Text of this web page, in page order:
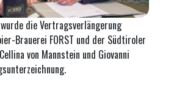
die Vertragsverlängerung
Brauerei FORST und der Südtiroler
von Mannstein und Giovanni